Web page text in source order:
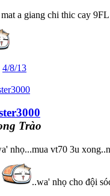
a giang chi thic cay
4/8/13
Trào
nhọ...mua vt70 3u
..wa' nhọ cho đội